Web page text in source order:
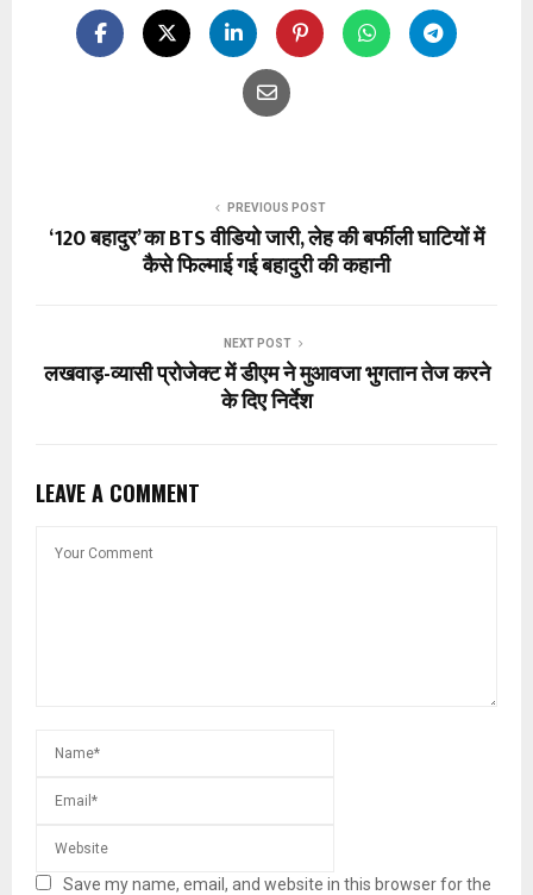
PREVIOUS POST
‘120 बहादुर’ का BTS वीडियो जारी, लेह की बर्फीली घाटियों में
कैसे फिल्माई गई बहादुरी की कहानी
NEXT POST
लखवाड़-व्यासी प्रोजेक्ट में डीएम ने मुआवजा भुगतान तेज करने
के दिए निर्देश
LEAVE A COMMENT
Save my name, email, and website in this browser for the